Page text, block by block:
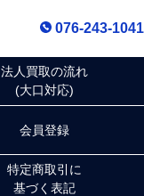
076-243-1041
法人買取の流れ
(大口対応)
会員登録
特定商取引に
基づく表記